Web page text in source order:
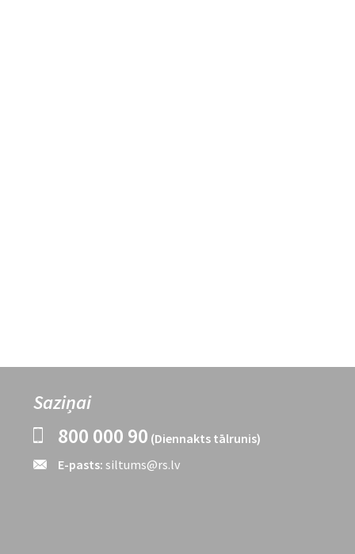
Saziņai
800 000 90 (Diennakts tālrunis)
E-pasts: siltums@rs.lv